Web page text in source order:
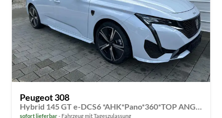
Peugeot 308
Hybrid 145 GT e-DCS6 *AHK*Pano*360*TOP ANGEBOT
sofort lieferbar Fahrzeug mit Tageszulassung